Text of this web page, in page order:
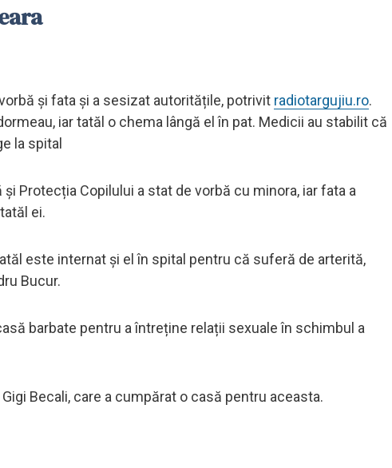
și fata și a sesizat autoritățile, potrivit radiotargujiu.ro.
iar tatăl o chema lângă el în pat. Medicii au stabilit că
la spital
Protecția Copilului a stat de vorbă cu minora, iar fata a
ei.
este internat și el în spital pentru că suferă de arterită,
Bucur.
barbate pentru a întreține relații sexuale în schimbul a
Becali, care a cumpărat o casă pentru aceasta.